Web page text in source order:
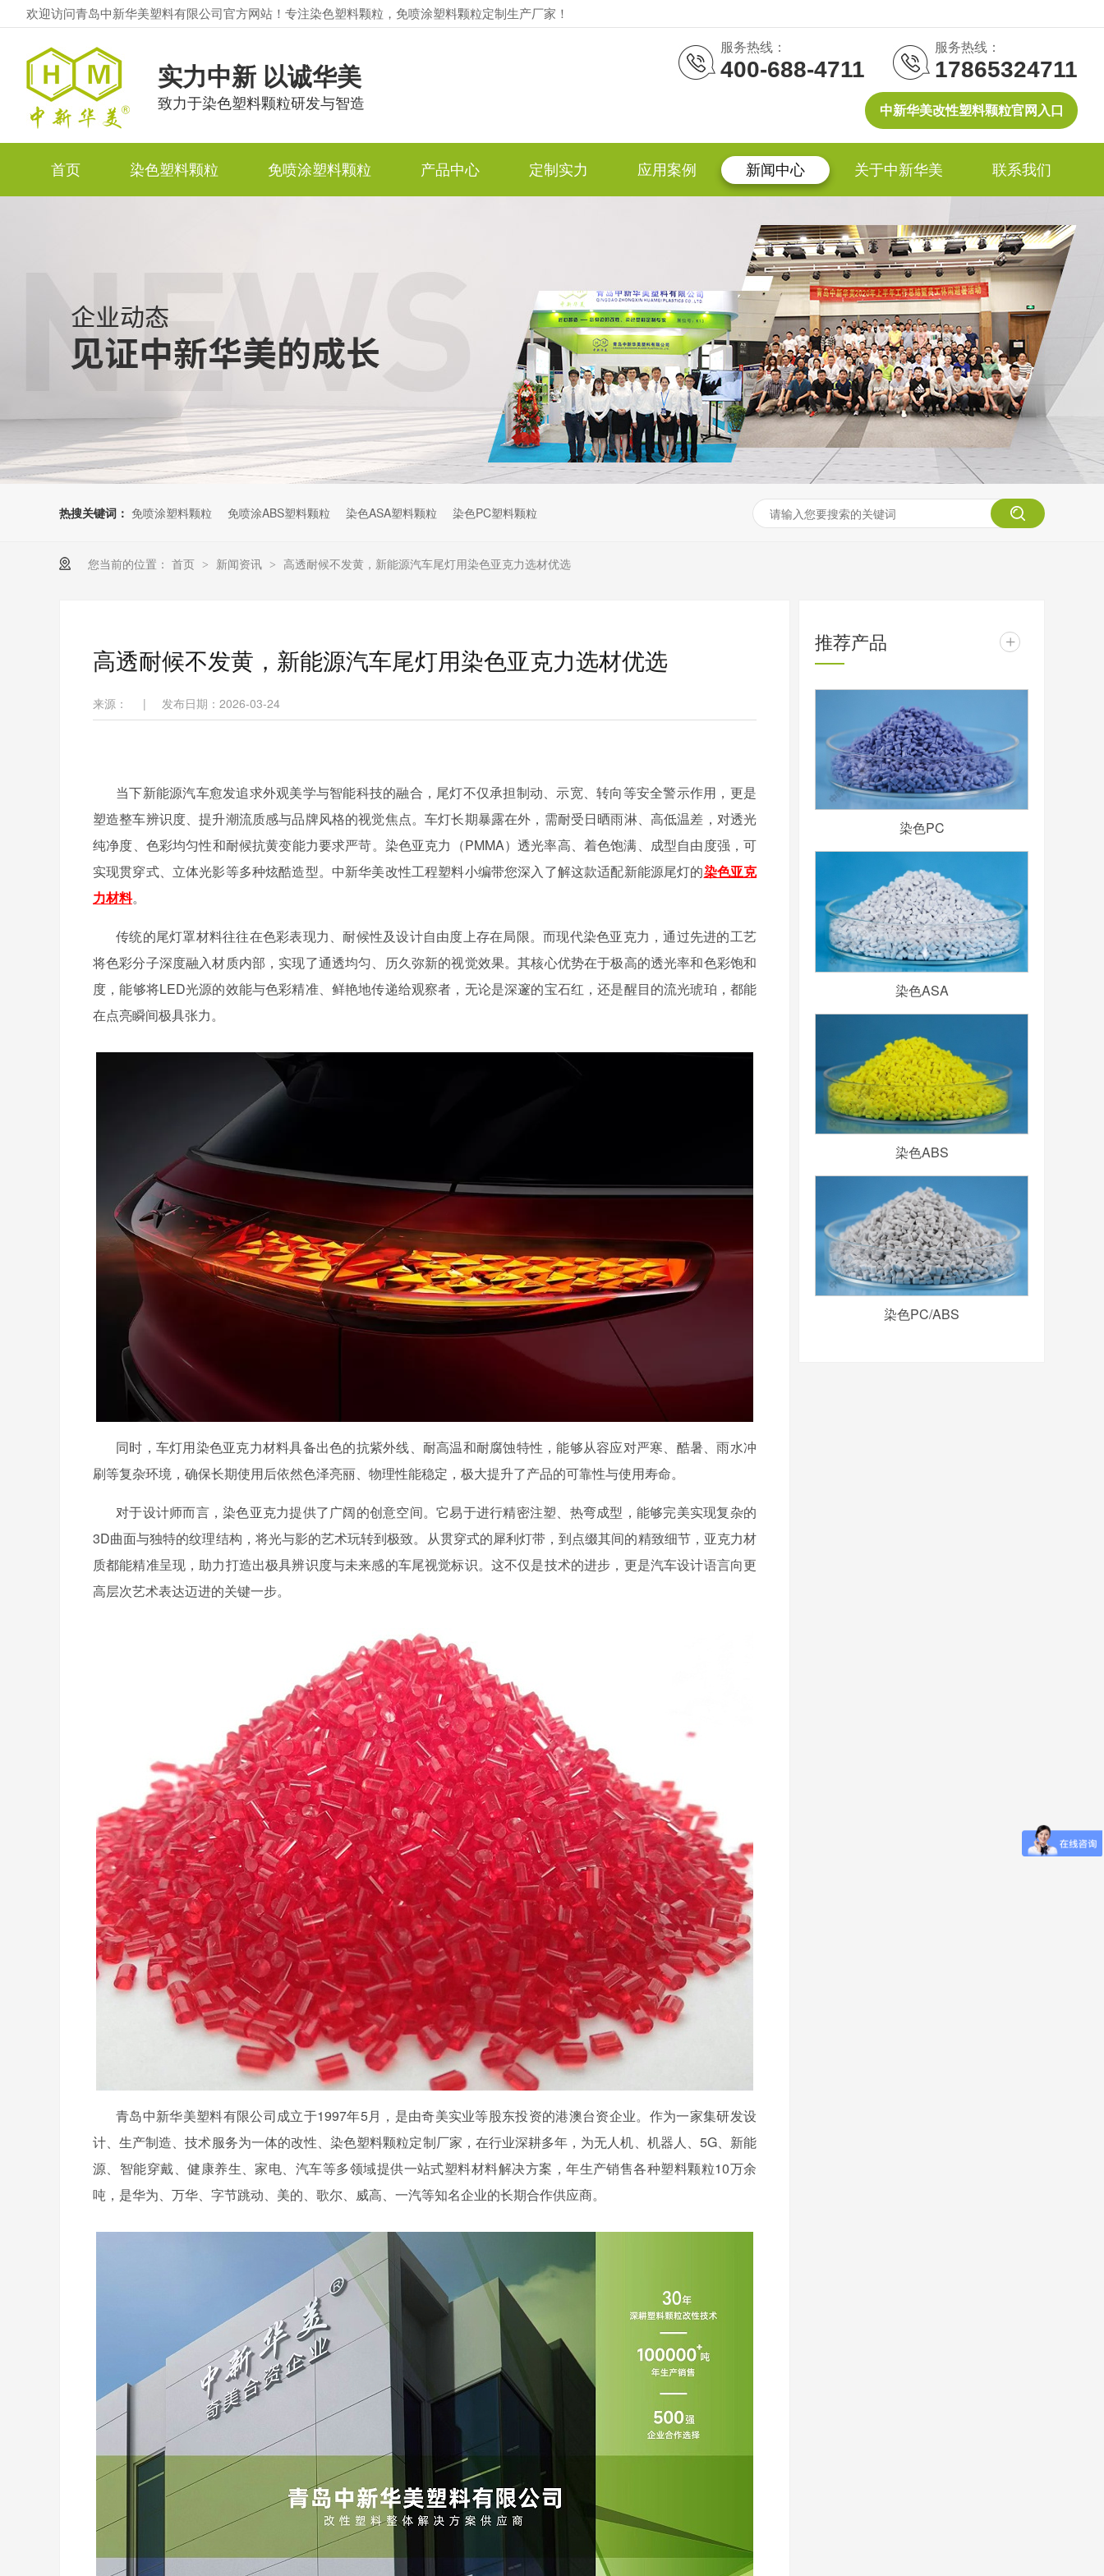
中新华美改性塑料颗粒官网入口
欢迎访问青岛中新华美塑料有限公司官方网站！专注染色塑料颗粒，免喷涂塑料颗粒定制生产厂家！
实力中新 以诚华美
致力于染色塑料颗粒研发与智造
服务热线：
400-688-4711
服务热线：
17865324711
首页 染色塑料颗粒 免喷涂塑料颗粒 产品中心 定制实力 应用案例 新闻中心 关于中新华美 联系我们
热搜关键词： 免喷涂塑料颗粒 免喷涂ABS塑料颗粒 染色ASA塑料颗粒 染色PC塑料颗粒
您当前的位置： 首页 > 新闻资讯 > 高透耐候不发黄，新能源汽车尾灯用染色亚克力选材优选
高透耐候不发黄，新能源汽车尾灯用染色亚克力选材优选
来源： | 发布日期：2026-03-24
当下新能源汽车愈发追求外观美学与智能科技的融合，尾灯不仅承担制动、示宽、转向等安全警示作用，更是
塑造整车辨识度、提升潮流质感与品牌风格的视觉焦点。车灯长期暴露在外，需耐受日晒雨淋、高低温差，对透光
纯净度、色彩均匀性和耐候抗黄变能力要求严苛。染色亚克力（PMMA）透光率高、着色饱满、成型自由度强，可
实现贯穿式、立体光影等多种炫酷造型。中新华美改性工程塑料小编带您深入了解这款适配新能源尾灯的染色亚克
力材料。
传统的尾灯罩材料往往在色彩表现力、耐候性及设计自由度上存在局限。而现代染色亚克力，通过先进的工艺
将色彩分子深度融入材质内部，实现了通透均匀、历久弥新的视觉效果。其核心优势在于极高的透光率和色彩饱和
度，能够将LED光源的效能与色彩精准、鲜艳地传递给观察者，无论是深邃的宝石红，还是醒目的流光琥珀，都能
在点亮瞬间极具张力。
同时，车灯用染色亚克力材料具备出色的抗紫外线、耐高温和耐腐蚀特性，能够从容应对严寒、酷暑、雨水冲
刷等复杂环境，确保长期使用后依然色泽亮丽、物理性能稳定，极大提升了产品的可靠性与使用寿命。
对于设计师而言，染色亚克力提供了广阔的创意空间。它易于进行精密注塑、热弯成型，能够完美实现复杂的
3D曲面与独特的纹理结构，将光与影的艺术玩转到极致。从贯穿式的犀利灯带，到点缀其间的精致细节，亚克力材
质都能精准呈现，助力打造出极具辨识度与未来感的车尾视觉标识。这不仅是技术的进步，更是汽车设计语言向更
高层次艺术表达迈进的关键一步。
青岛中新华美塑料有限公司成立于1997年5月，是由奇美实业等股东投资的港澳台资企业。作为一家集研发设
计、生产制造、技术服务为一体的改性、染色塑料颗粒定制厂家，在行业深耕多年，为无人机、机器人、5G、新能
源、智能穿戴、健康养生、家电、汽车等多领域提供一站式塑料材料解决方案，年生产销售各种塑料颗粒10万余
吨，是华为、万华、字节跳动、美的、歌尔、威高、一汽等知名企业的长期合作供应商。
推荐产品 +
染色PC
染色ASA
染色ABS
染色PC/ABS